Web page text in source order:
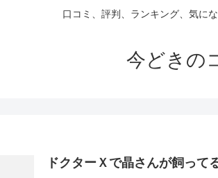
口コミ、評判、ランキング、気に
今どきの
ドクターＸで晶さんが飼って